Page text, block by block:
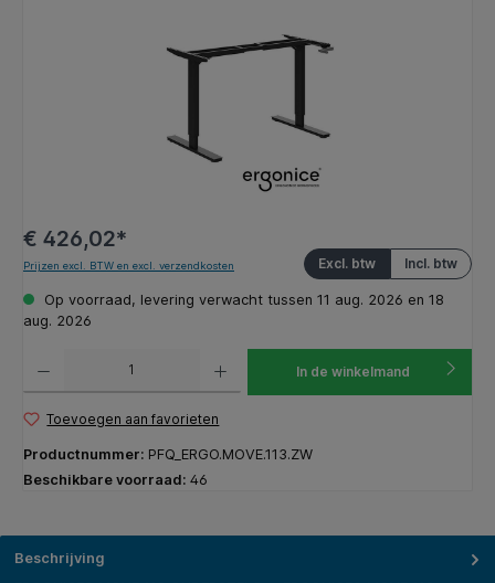
€ 426,02*
Incl. btw
Excl. btw
Prijzen excl. BTW en excl. verzendkosten
Op voorraad, levering verwacht tussen 11 aug. 2026 en 18
aug. 2026
In de winkelmand
Toevoegen aan favorieten
Productnummer: PFQ_ERGO.MOVE.113.ZW
Beschikbare voorraad: 46
Beschrijving